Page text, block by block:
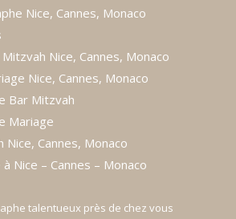
Nice, Cannes, Monaco
Nice, Cannes, Monaco
Nice, Cannes, Monaco
Bar Mitzvah
Mariage
Cannes, Monaco
Nice – Cannes – Monaco
talentueux près de chez vous